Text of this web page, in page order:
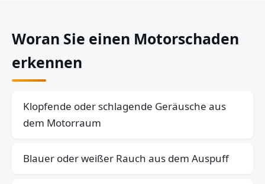
Woran Sie einen Motorschaden
erkennen
Klopfende oder schlagende Geräusche aus
dem Motorraum
Blauer oder weißer Rauch aus dem Auspuff